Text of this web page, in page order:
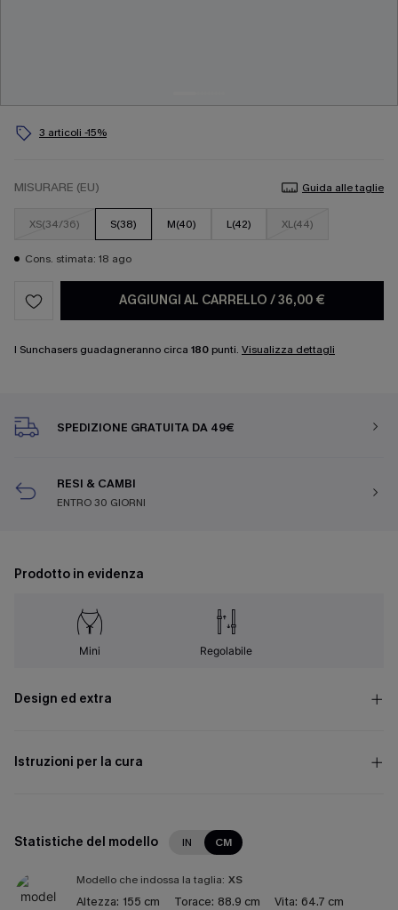
3 articoli -15%
MISURARE (EU) Guida alle taglie
XS(34/36) S(38) M(40) L(42) XL(44)
Cons. stimata: 18 ago
AGGIUNGI AL CARRELLO /36,00 €
I Sunchasers guadagneranno circa 180 punti. Visualizza dettagli
SPEDIZIONE GRATUITA DA 49€
RESI & CAMBI
ENTRO 30 GIORNI
Prodotto in evidenza
Mini Regolabile
Design ed extra
Istruzioni per la cura
Statistiche del modello IN CM
Modello che indossa la taglia: XS
Altezza: 155 cm Torace: 88.9 cm Vita: 64.7 cm